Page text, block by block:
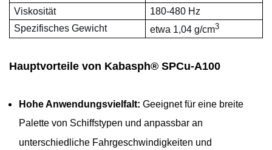
Viskosität
180-480 Hz
Spezifisches Gewicht
etwa 1,04 g/cm3
Hauptvorteile von Kabasph® SPCu-A100
Hohe Anwendungsvielfalt: Geeignet für eine breite
Palette von Schiffstypen und anpassbar an
unterschiedliche Fahrgeschwindigkeiten und